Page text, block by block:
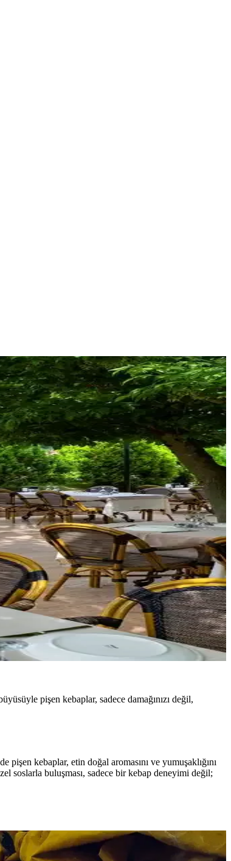
pişen kebaplar, sadece damağınızı değil,
kebaplar, etin doğal aromasını ve yumuşaklığını
soslarla buluşması, sadece bir kebap deneyimi değil;